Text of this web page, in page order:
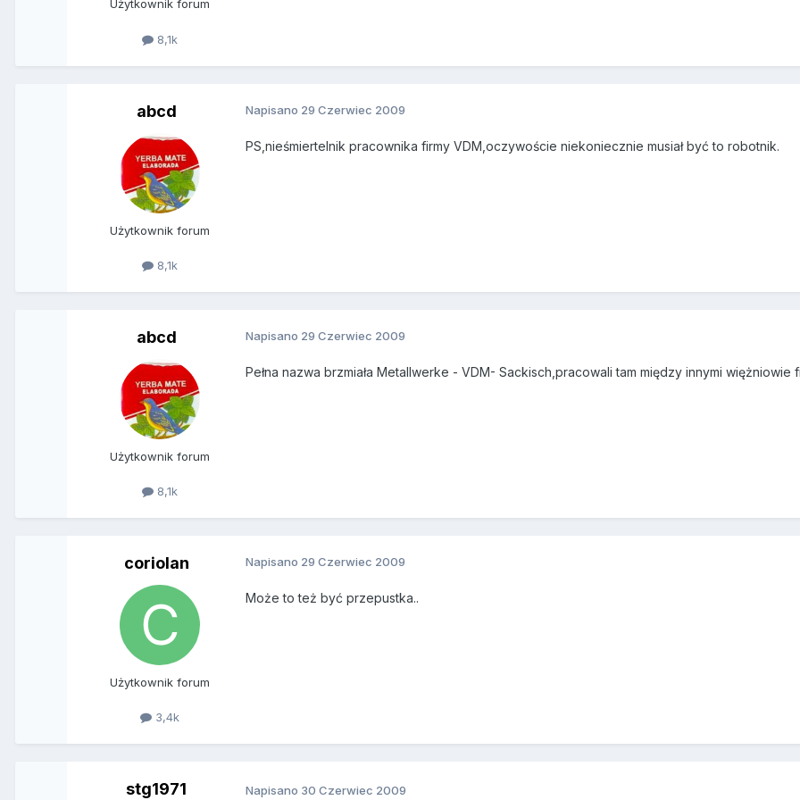
Użytkownik forum
8,1k
abcd
Użytkownik forum
8,1k
Napisano 29 Czerwiec 2009
PS,nieśmiertelnik pracownika firmy VDM,oczywoście niekoniecznie musiał być to robotnik.
abcd
Użytkownik forum
8,1k
Napisano 29 Czerwiec 2009
Pełna nazwa brzmiała Metallwerke - VDM- Sackisch,pracowali tam między innymi
coriolan
Użytkownik forum
3,4k
Napisano 29 Czerwiec 2009
Może to też być przepustka..
stg1971 Napisano 30 Czerwiec 2009